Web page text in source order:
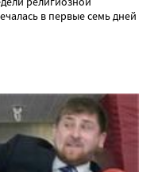
в первые семь дней